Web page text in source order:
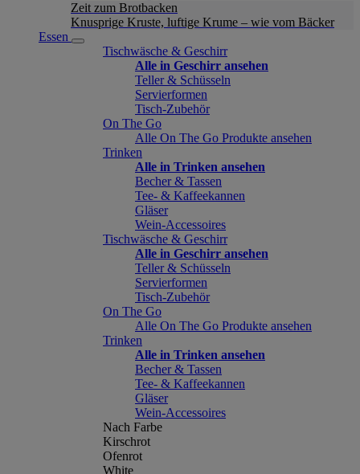
Zeit zum Brotbacken
Knusprige Kruste, luftige Krume – wie vom Bäcker
Essen
Tischwäsche & Geschirr
Alle in Geschirr ansehen
Teller & Schüsseln
Servierformen
Tisch-Zubehör
On The Go
Alle On The Go Produkte ansehen
Trinken
Alle in Trinken ansehen
Becher & Tassen
Tee- & Kaffeekannen
Gläser
Wein-Accessoires
Tischwäsche & Geschirr
Alle in Geschirr ansehen
Teller & Schüsseln
Servierformen
Tisch-Zubehör
On The Go
Alle On The Go Produkte ansehen
Trinken
Alle in Trinken ansehen
Becher & Tassen
Tee- & Kaffeekannen
Gläser
Wein-Accessoires
Nach Farbe
Kirschrot
Ofenrot
White